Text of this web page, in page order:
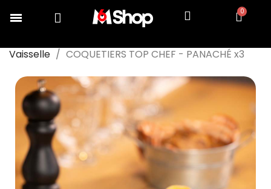
Vaisselle
COQUETIERS TOP CHEF - PANACHÉ x3